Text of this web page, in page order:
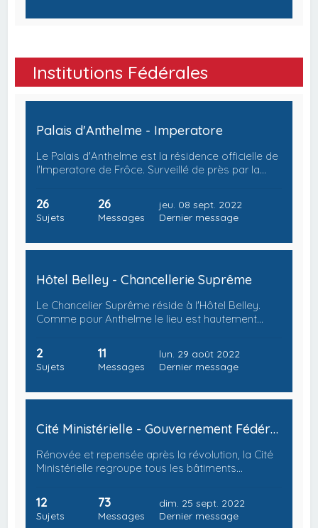
Institutions Fédérales
Palais d'Anthelme - Imperatore
Le Palais d'Anthelme est la résidence officielle de
l'Imperatore de Frôce. Surveillé de près par la…
26
Sujets
26
Messages
jeu. 08 sept. 2022
Dernier message
Hôtel Belley - Chancellerie Suprême
Le Chancelier Suprême réside à l'Hôtel Belley.
Comme pour Anthelme le lieu est hautement…
2
Sujets
11
Messages
lun. 29 août 2022
Dernier message
Cité Ministérielle - Gouvernement Fédéral
Rénovée et repensée après la révolution, la Cité
Ministérielle regroupe tous les bâtiments…
12
Sujets
73
Messages
dim. 25 sept. 2022
Dernier message